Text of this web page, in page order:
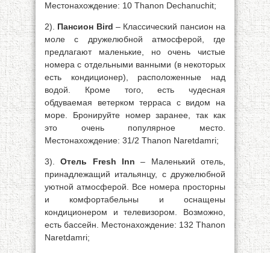
Местонахождение: 10 Thanon Dechanuchit;
2). Пансион Bird – Классический пансион на
моле с дружелюбной атмосферой, где
предлагают маленькие, но очень чистые
номера с отдельными ванными (в некоторых
есть кондиционер), расположенные над
водой. Кроме того, есть чудесная
обдуваемая ветерком терраса с видом на
море. Бронируйте номер заранее, так как
это очень популярное место.
Местонахождение: 31/2 Thanon Naretdamri;
3).Отель Fresh Inn – Маленький отель,
принадлежащий итальянцу, с дружелюбной
уютной атмосферой. Все номера просторны
и комфортабельны и оснащены
кондиционером и телевизором. Возможно,
есть бассейн. Местонахождение: 132 Thanon
Naretdamri;